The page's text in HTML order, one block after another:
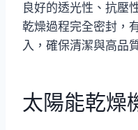
良好的透光性、抗壓
乾燥過程完全密封，
入，確保清潔與高品
太陽能乾燥